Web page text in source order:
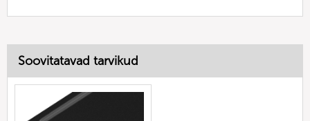
Soovitatavad tarvikud